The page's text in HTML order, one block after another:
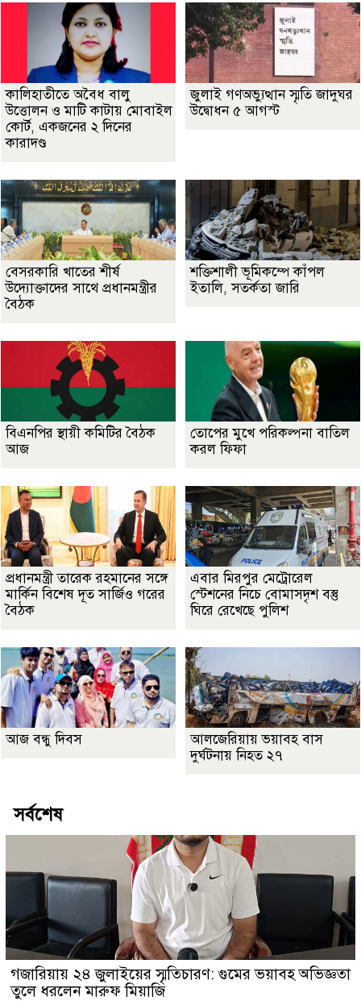
কালিহাতীতে অবৈধ বালু
উত্তোলন ও মাটি কাটায় মোবাইল
কোর্ট, একজনের ২ দিনের
কারাদণ্ড
জুলাই গণঅভ্যুত্থান স্মৃতি জাদুঘর
উদ্বোধন ৫ আগস্ট
বেসরকারি খাতের শীর্ষ
উদ্যোক্তাদের সাথে প্রধানমন্ত্রীর
বৈঠক
শক্তিশালী ভূমিকম্পে কাঁপল
ইতালি, সতর্কতা জারি
বিএনপির স্থায়ী কমিটির বৈঠক
আজ
তোপের মুখে পরিকল্পনা বাতিল
করল ফিফা
প্রধানমন্ত্রী তারেক রহমানের সঙ্গে
মার্কিন বিশেষ দূত সার্জিও গরের
বৈঠক
এবার মিরপুর মেট্রোরেল
স্টেশনের নিচে বোমাসদৃশ বস্তু
ঘিরে রেখেছে পুলিশ
আজ বন্ধু দিবস
আলজেরিয়ায় ভয়াবহ বাস
দুর্ঘটনায় নিহত ২৭
সর্বশেষ
গজারিয়ায় ২৪ জুলাইয়ের স্মৃতিচারণ: গুমের ভয়াবহ অভিজ্ঞতা
তুলে ধরলেন মারুফ মিয়াজি